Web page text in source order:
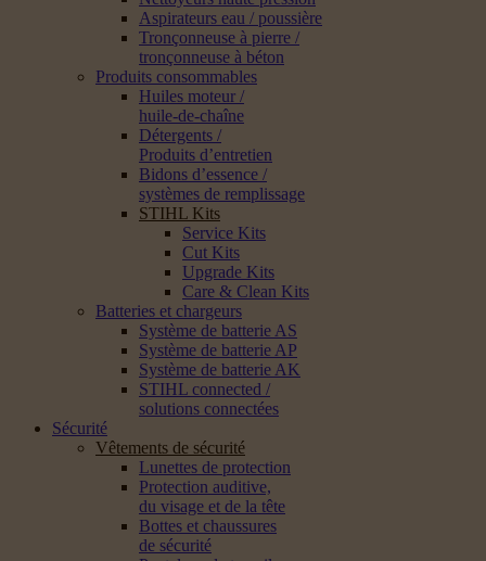
Aspirateurs eau / poussière
Tronçonneuse à pierre /
tronçonneuse à béton
Produits consommables
Huiles moteur /
huile-de-chaîne
Détergents /
Produits d’entretien
Bidons d’essence /
systèmes de remplissage
STIHL Kits
Service Kits
Cut Kits
Upgrade Kits
Care & Clean Kits
Batteries et chargeurs
Système de batterie AS
Système de batterie AP
Système de batterie AK
STIHL connected /
solutions connectées
Sécurité
Vêtements de sécurité
Lunettes de protection
Protection auditive,
du visage et de la tête
Bottes et chaussures
de sécurité